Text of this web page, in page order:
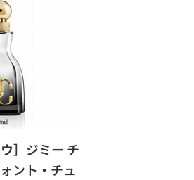
］ジミー チ
ント・チュ